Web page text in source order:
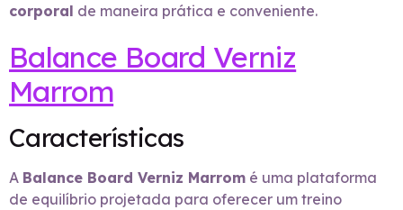
corporal de maneira prática e conveniente.
Balance Board Verniz
Marrom
Características
A Balance Board Verniz Marrom é uma plataforma
de equilíbrio projetada para oferecer um treino